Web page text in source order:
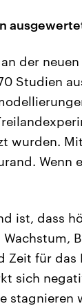
der
Studien
wurden.
Wenn
ist, dass
Wachstum,
Zeit für das
sich
stagnieren